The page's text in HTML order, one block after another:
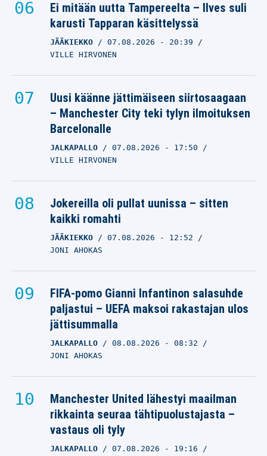
Ei mitään uutta Tampereelta – Ilves suli
karusti Tapparan käsittelyssä
JÄÄKIEKKO 07.08.2026 - 20:39
VILLE HIRVONEN
Uusi käänne jättimäiseen siirtosaagaan
– Manchester City teki tylyn ilmoituksen
Barcelonalle
JALKAPALLO 07.08.2026 - 17:50
VILLE HIRVONEN
Jokereilla oli pullat uunissa – sitten
kaikki romahti
JÄÄKIEKKO 07.08.2026 - 12:52
JONI AHOKAS
FIFA-pomo Gianni Infantinon salasuhde
paljastui – UEFA maksoi rakastajan ulos
jättisummalla
JALKAPALLO 08.08.2026 - 08:32
JONI AHOKAS
Manchester United lähestyi maailman
rikkainta seuraa tähtipuolustajasta –
vastaus oli tyly
JALKAPALLO 07.08.2026 - 19:16